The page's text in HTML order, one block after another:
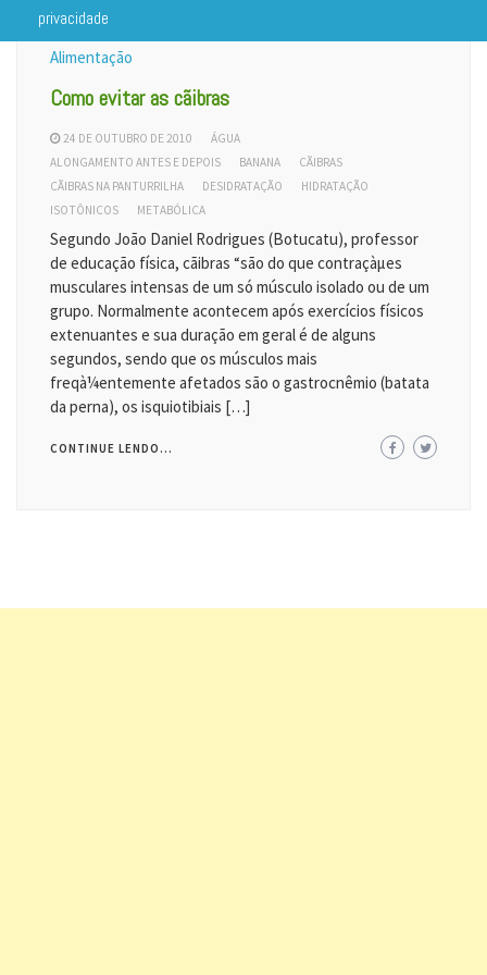
privacidade
Alimentação
Como evitar as cãibras
24 DE OUTUBRO DE 2010
ÁGUA
ALONGAMENTO ANTES E DEPOIS
BANANA
CÃIBRAS
CÃIBRAS NA PANTURRILHA
DESIDRATAÇÃO
HIDRATAÇÃO
ISOTÔNICOS
METABÓLICA
Segundo João Daniel Rodrigues (Botucatu), professor
de educação física, cãibras “são do que contraçàµes
musculares intensas de um só músculo isolado ou de um
grupo. Normalmente acontecem após exercícios físicos
extenuantes e sua duração em geral é de alguns
segundos, sendo que os músculos mais
freqà¼entemente afetados são o gastrocnêmio (batata
da perna), os isquiotibiais […]
CONTINUE LENDO...